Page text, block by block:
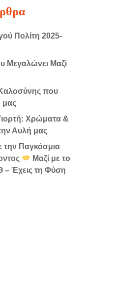
Πολίτη 2025-
Μεγαλώνει Μαζί
που
μας
Χρώματα &
Αυλή μας
την Παγκόσμια
Μαζί με το
Έχεις τη Φύση